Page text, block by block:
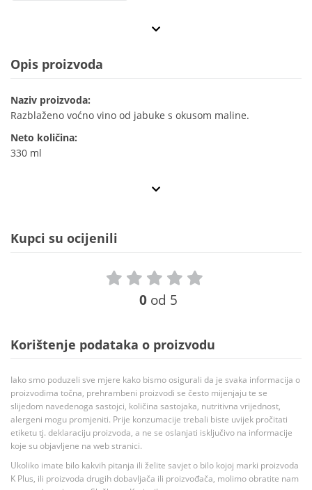
Opis proizvoda
Naziv proizvoda:
Razblaženo voćno vino od jabuke s okusom maline.
Neto količina:
330 ml
Kupci su ocijenili
0 od 5
Korištenje podataka o proizvodu
Iako smo poduzeli sve mjere kako bismo osigurali da je svaka informacija o
proizvodima točna, prehrambeni proizvodi se često mijenjaju te se
slijedom navedenoga sastojci, količina sastojaka, nutritivna vrijednost,
alergeni mogu promjeniti. Prije konzumacije trebali biste uvijek pročitati
etiketu tj. deklaraciju proizvoda, a ne se oslanjati isključivo na informacije
koje su objavljene na web stranici.
Ukoliko imate bilo kakvih pitanja ili želite savjet o bilo kojoj marki proizvoda
K Plus, ili proizvoda drugih dobavljača ili proizvođača, molimo obratite nam